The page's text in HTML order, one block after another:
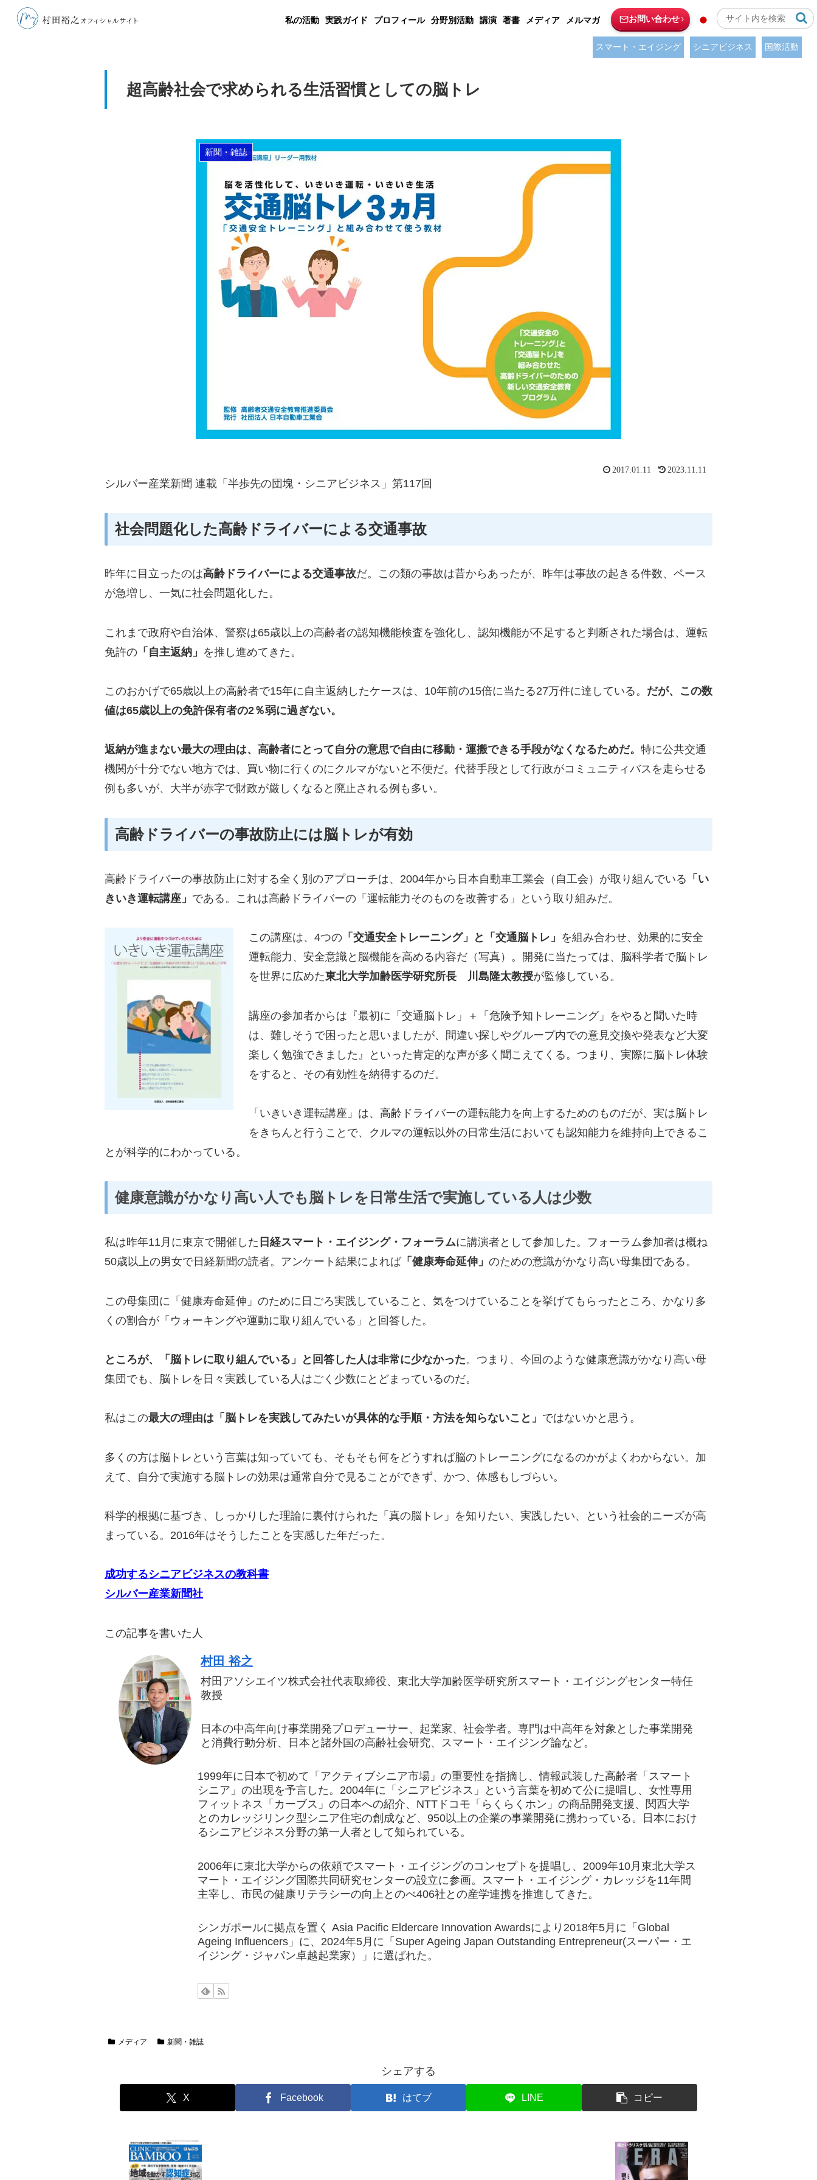
私の活動 実践ガイド プロフィール 分野別活動 講演 著書 メディア メルマガ お問い合わせ
スマート・エイジング シニアビジネス 国際活動
超高齢社会で求められる生活習慣としての脳トレ
新聞・雑誌
2017.01.11 2023.11.11
シルバー産業新聞 連載「半歩先の団塊・シニアビジネス」第117回
社会問題化した高齢ドライバーによる交通事故
昨年に目立ったのは高齢ドライバーによる交通事故だ。この類の事故は昔からあったが、昨年は事故の起きる件数、ペース
が急増し、一気に社会問題化した。
これまで政府や自治体、警察は65歳以上の高齢者の認知機能検査を強化し、認知機能が不足すると判断された場合は、運転
免許の 「自主返納」 を推し進めてきた。
このおかげで65歳以上の高齢者で15年に自主返納したケースは、10年前の15倍に当たる27万件に達している。 だが、この数
値は65歳以上の免許保有者の2％弱に過ぎない。
返納が進まない最大の理由は、高齢者にとって自分の意思で自由に移動・運搬できる手段がなくなるためだ。 特に公共交通
機関が十分でない地方では、買い物に行くのにクルマがないと不便だ。代替手段として行政がコミュニティバスを走らせる
例も多いが、大半が赤字で財政が厳しくなると廃止される例も多い。
高齢ドライバーの事故防止には脳トレが有効
高齢ドライバーの事故防止に対する全く別のアプローチは、2004年から日本自動車工業会（自工会）が取り組んでいる 「い
きいき運転講座」 である。これは高齢ドライバーの「運転能力そのものを改善する」という取り組みだ。
この講座は、4つの 「交通安全トレーニング」と「交通脳トレ」 を組み合わせ、効果的に安全
運転能力、安全意識と脳機能を高める内容だ（写真）。開発に当たっては、脳科学者で脳トレ
を世界に広めた東北大学加齢医学研究所長 川島隆太教授が監修している。
講座の参加者からは『最初に「交通脳トレ」＋「危険予知トレーニング」をやると聞いた時
は、難しそうで困ったと思いましたが、間違い探しやグループ内での意見交換や発表など大変
楽しく勉強できました』といった肯定的な声が多く聞こえてくる。つまり、実際に脳トレ体験
をすると、その有効性を納得するのだ。
「いきいき運転講座」は、高齢ドライバーの運転能力を向上するためのものだが、実は脳トレ
をきちんと行うことで、クルマの運転以外の日常生活においても認知能力を維持向上できるこ
とが科学的にわかっている。
健康意識がかなり高い人でも脳トレを日常生活で実施している人は少数
私は昨年11月に東京で開催した 日経スマート・エイジング・フォーラムに講演者として参加した。フォーラム参加者は概ね
50歳以上の男女で日経新聞の読者。アンケート結果によれば「健康寿命延伸」 のための意識がかなり高い母集団である。
この母集団に「健康寿命延伸」のために日ごろ実践していること、気をつけていることを挙げてもらったところ、かなり多
くの割合が「ウォーキングや運動に取り組んでいる」と回答した。
ところが、「脳トレに取り組んでいる」と回答した人は非常に少なかった。つまり、今回のような健康意識がかなり高い母
集団でも、脳トレを日々実践している人はごく少数にとどまっているのだ。
私はこの最大の理由は「脳トレを実践してみたいが具体的な手順・方法を知らないこと」 ではないかと思う。
多くの方は脳トレという言葉は知っていても、そもそも何をどうすれば脳のトレーニングになるのかがよくわからない。加
えて、自分で実施する脳トレの効果は通常自分で見ることができず、かつ、体感もしづらい。
科学的根拠に基づき、しっかりした理論に裏付けられた「真の脳トレ」を知りたい、実践したい、という社会的ニーズが高
まっている。2016年はそうしたことを実感した年だった。
成功するシニアビジネスの教科書
シルバー産業新聞社
この記事を書いた人
村田 裕之
村田アソシエイツ株式会社代表取締役、東北大学加齢医学研究所スマート・エイジングセンター特任
教授
日本の中高年向け事業開発プロデューサー、起業家、社会学者。専門は中高年を対象とした事業開発
と消費行動分析、日本と諸外国の高齢社会研究、スマート・エイジング論など。
1999年に日本で初めて「アクティブシニア市場」の重要性を指摘し、情報武装した高齢者「スマート
シニア」の出現を予言した。2004年に「シニアビジネス」という言葉を初めて公に提唱し、女性専用
フィットネス「カーブス」の日本への紹介、NTTドコモ「らくらくホン」の商品開発支援、関西大学
とのカレッジリンク型シニア住宅の創成など、950以上の企業の事業開発に携わっている。日本におけ
るシニアビジネス分野の第一人者として知られている。
2006年に東北大学からの依頼でスマート・エイジングのコンセプトを提唱し、2009年10月東北大学ス
マート・エイジング国際共同研究センターの設立に参画。スマート・エイジング・カレッジを11年間
主宰し、市民の健康リテラシーの向上とのべ406社との産学連携を推進してきた。
シンガポールに拠点を置く Asia Pacific Eldercare Innovation Awardsにより2018年5月に「Global
Ageing Influencers」に、2024年5月に「Super Ageing Japan Outstanding Entrepreneur(スーパー・エ
イジング・ジャパン卓越起業家）」に選ばれた。
メディア 新聞・雑誌
シェアする
X Facebook はてブ LINE コピー